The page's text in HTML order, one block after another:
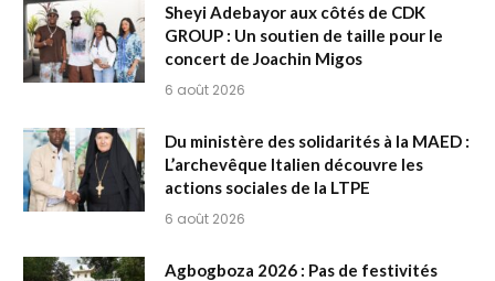
Sheyi Adebayor aux côtés de CDK
GROUP : Un soutien de taille pour le
concert de Joachin Migos
6 août 2026
Du ministère des solidarités à la MAED :
L’archevêque Italien découvre les
actions sociales de la LTPE
6 août 2026
Agbogboza 2026 : Pas de festivités